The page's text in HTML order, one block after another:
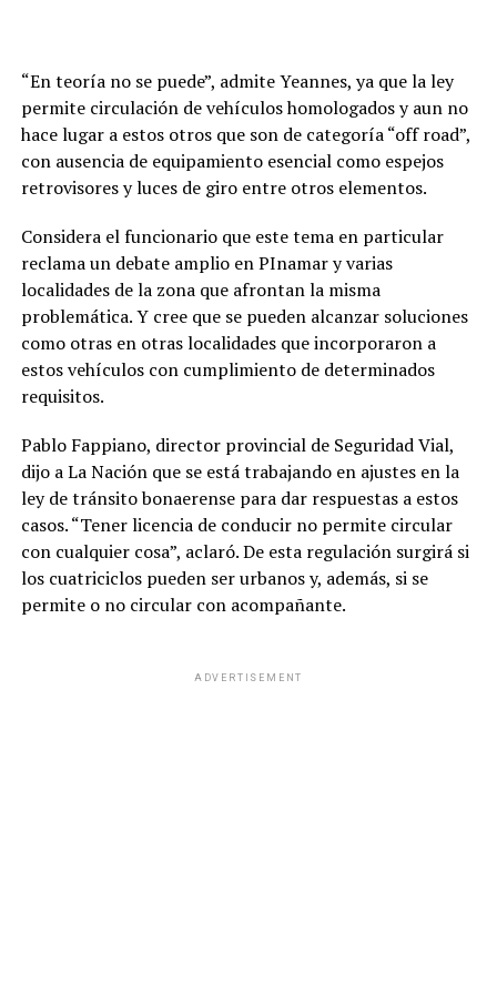
“En teoría no se puede”, admite Yeannes, ya que la ley
permite circulación de vehículos homologados y aun no
hace lugar a estos otros que son de categoría “off road”,
con ausencia de equipamiento esencial como espejos
retrovisores y luces de giro entre otros elementos.
Considera el funcionario que este tema en particular
reclama un debate amplio en PInamar y varias
localidades de la zona que afrontan la misma
problemática. Y cree que se pueden alcanzar soluciones
como otras en otras localidades que incorporaron a
estos vehículos con cumplimiento de determinados
requisitos.
Pablo Fappiano, director provincial de Seguridad Vial,
dijo a La Nación que se está trabajando en ajustes en la
ley de tránsito bonaerense para dar respuestas a estos
casos. “Tener licencia de conducir no permite circular
con cualquier cosa”, aclaró. De esta regulación surgirá si
los cuatriciclos pueden ser urbanos y, además, si se
permite o no circular con acompañante.
ADVERTISEMENT